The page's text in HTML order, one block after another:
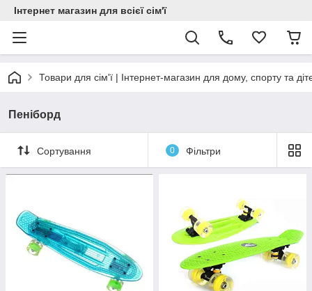
Інтернет магазин для всієї сім'ї
Товари для сім'ї | Інтернет-магазин для дому, спорту та
Пеніборд
Сортування 0 Фільтри